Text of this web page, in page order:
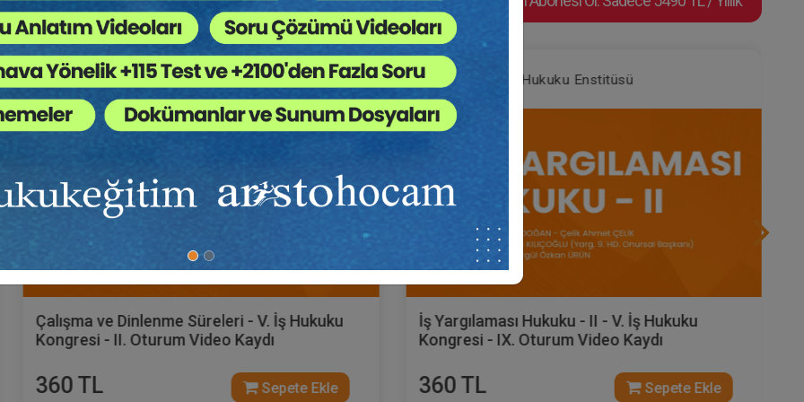
Tüketici Hukuku Enstitüsü
İş Yargılaması Hukuku - II - V. İş Hukuku
Kongresi - IX. Oturum Video Kaydı
360 TL Sepete Ekle
Tüketici Hukuku Enstitüsü
İş Güvencesi - V. İş Hukuku Kongresi - VII.
Oturum Video Kaydı
360 TL Sepete Ekle